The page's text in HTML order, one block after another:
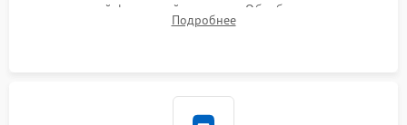
надежной фиксацией хомутами. Обработка стыков
герметиком для предотвращения возможных протечек воды.
Подробнее